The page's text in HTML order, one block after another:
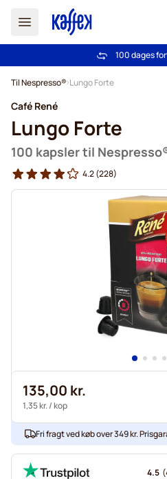
Fri fragt ved
100 dages
Til Nespresso® Lungo Forte
Café René
Lungo Forte
100 kapsler til
4.2(228)
135,00 kr.
1,35 kr./ kop
Fri fragt ved køb over 349 kr.
4.5 (